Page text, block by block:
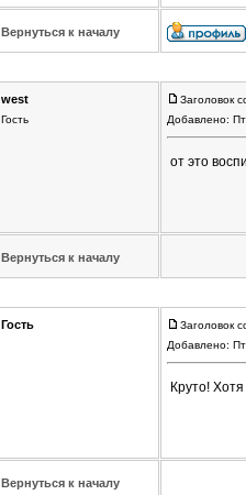
Вернуться к началу
west
Гость
Заголовок
Добавлено:
от это
Вернуться к началу
Гость
Заголовок
Добавлено:
Круто!
Вернуться к началу